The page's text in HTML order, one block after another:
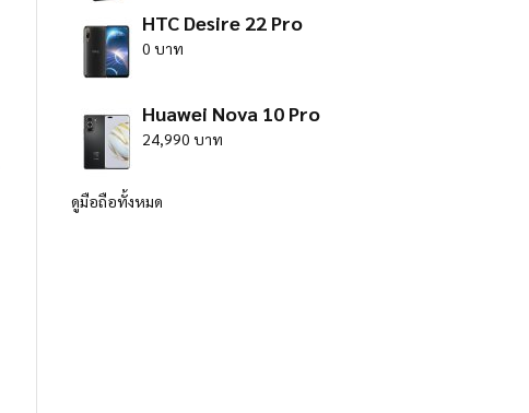
HTC Desire 22 Pro
0 บาท
Huawei Nova 10 Pro
24,990 บาท
ดูมือถือทั้งหมด